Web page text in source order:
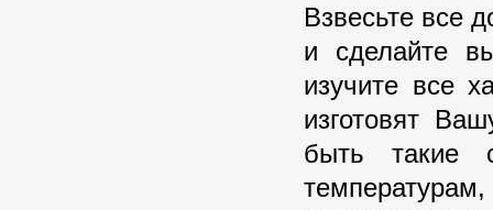
Взвесьте все
и сделайте
изучите все
изготовят
быть такие